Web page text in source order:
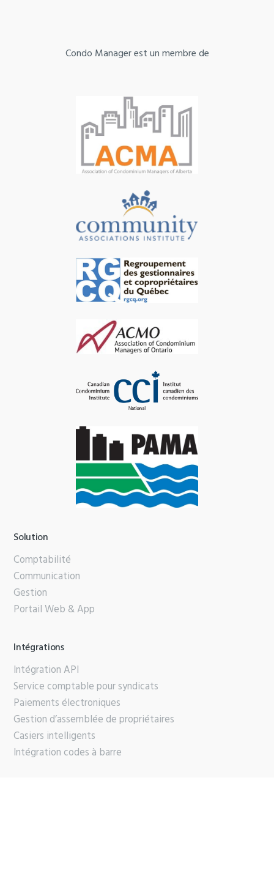
Condo Manager est un membre de
Solution
Comptabilité
Communication
Gestion
Portail Web & App
Intégrations
Intégration API
Service comptable pour syndicats
Paiements électroniques
Gestion d’assemblée de propriétaires
Casiers intelligents
Intégration codes à barre